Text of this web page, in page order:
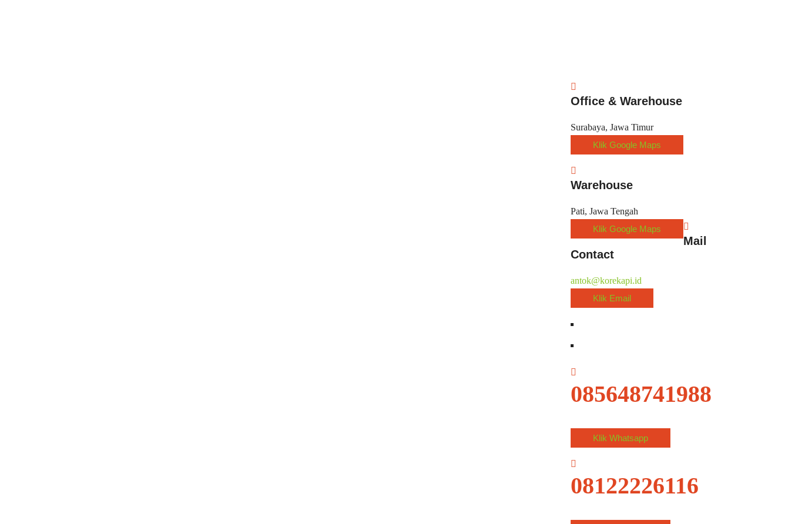
Office & Warehouse
Surabaya, Jawa Timur
Klik Google Maps
Warehouse
Pati, Jawa Tengah
Klik Google Maps
Mail
Contact
antok@korekapi.id
Klik Email
085648741988
Klik Whatsapp
08122226116